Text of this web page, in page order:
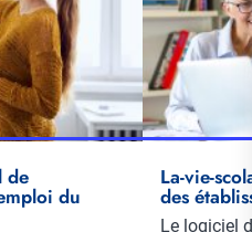
de
du
La-vie-
des
Résumé
Le logiciel